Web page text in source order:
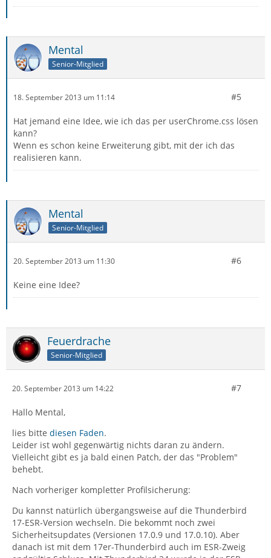
Mental
Senior-Mitglied
18. September 2013 um 11:14 #5
Hat jemand eine Idee, wie ich das per userChrome.css lösen
kann?
Wenn es schon keine Erweiterung gibt, mit der ich das
realisieren kann.
Mental
Senior-Mitglied
20. September 2013 um 11:30 #6
Keine eine Idee?
Feuerdrache
Senior-Mitglied
20. September 2013 um 14:22 #7
Hallo Mental,
lies bitte diesen Faden.
Leider ist wohl gegenwärtig nichts daran zu ändern.
Vielleicht gibt es ja bald einen Patch, der das "Problem"
behebt.
Nach vorheriger kompletter Profilsicherung:
Du kannst natürlich übergangsweise auf die Thunderbird
17-ESR-Version wechseln. Die bekommt noch zwei
Sicherheitsupdates (Versionen 17.0.9 und 17.0.10). Aber
danach ist mit dem 17er-Thunderbird auch im ESR-Zweig